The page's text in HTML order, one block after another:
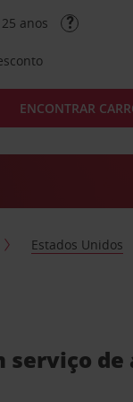
anos
ENCONTRAR
Estados Unidos